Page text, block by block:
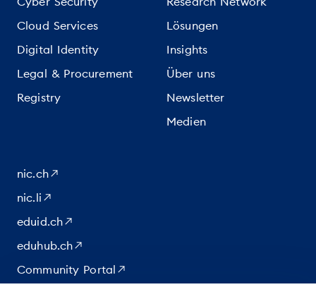
Cloud Services
Digital Identity
Legal & Procurement
Registry
Lösungen
Insights
Über uns
Newsletter
Medien
nic.ch
nic.li
eduid.ch
eduhub.ch
Community Portal